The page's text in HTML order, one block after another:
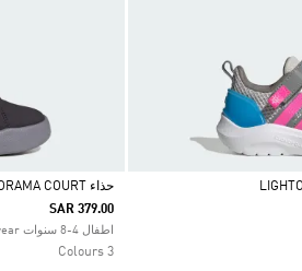
Selected
حذاء ADIDAS MINECRAFT LIGHTORAMA COURT للأطفال
SAR 379.00
اطفال 4-8 سنوات Sportswear
3 Colours